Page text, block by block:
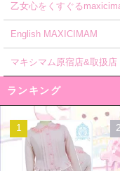
乙女心をくすぐる
English MAXICIMAM
マキシマム原宿店&取扱店
ランキング
1 2